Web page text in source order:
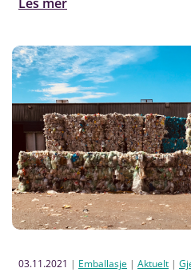
03.11.2021 | Emballasje | Aktuelt |